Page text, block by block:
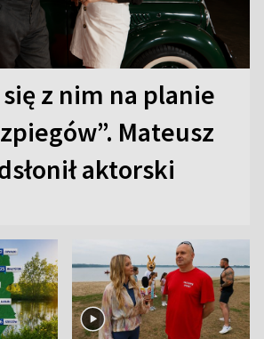
się z nim na planie
Mateusz
aktorski